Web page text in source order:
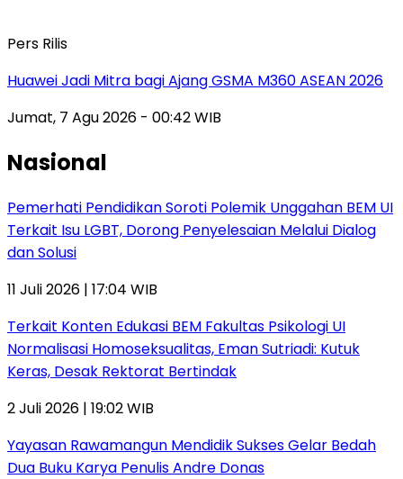
Pers Rilis
Huawei Jadi Mitra bagi Ajang GSMA M360 ASEAN 2026
Jumat, 7 Agu 2026 - 00:42 WIB
Nasional
Pemerhati Pendidikan Soroti Polemik Unggahan BEM UI
Terkait Isu LGBT, Dorong Penyelesaian Melalui Dialog
dan Solusi
11 Juli 2026 | 17:04 WIB
Terkait Konten Edukasi BEM Fakultas Psikologi UI
Normalisasi Homoseksualitas, Eman Sutriadi: Kutuk
Keras, Desak Rektorat Bertindak
2 Juli 2026 | 19:02 WIB
Yayasan Rawamangun Mendidik Sukses Gelar Bedah
Dua Buku Karya Penulis Andre Donas